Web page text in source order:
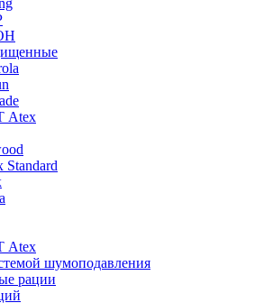
Atex
Standard
Atex
шумоподавления
рации